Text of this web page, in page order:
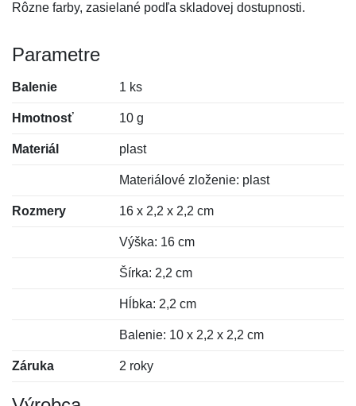
Rôzne farby, zasielané podľa skladovej dostupnosti.
Parametre
Balenie 1 ks
Hmotnosť 10 g
Materiál plast
Materiálové zloženie: plast
Rozmery 16 x 2,2 x 2,2 cm
Výška: 16 cm
Šírka: 2,2 cm
Hĺbka: 2,2 cm
Balenie: 10 x 2,2 x 2,2 cm
Záruka 2 roky